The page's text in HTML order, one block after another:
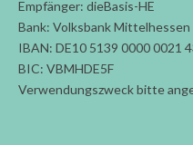
Empfänger: dieBasis-HE
Bank: Volksbank Mittelhessen
IBAN: DE10 5139 0000 0021
BIC: VBMHDE5F
Verwendungszweck bitte